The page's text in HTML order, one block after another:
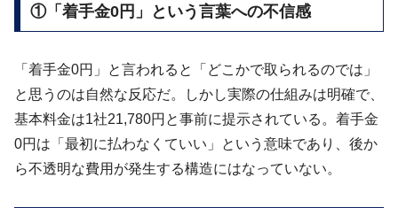
①「着手金0円」という言葉への不信感
「着手金0円」と言われると「どこかで取られるのでは」
と思うのは自然な反応だ。しかし実際の仕組みは明確で、
基本料金は1社21,780円と事前に提示されている。着手金
0円は「最初に払わなくていい」という意味であり、後か
ら不透明な費用が発生する構造にはなっていない。